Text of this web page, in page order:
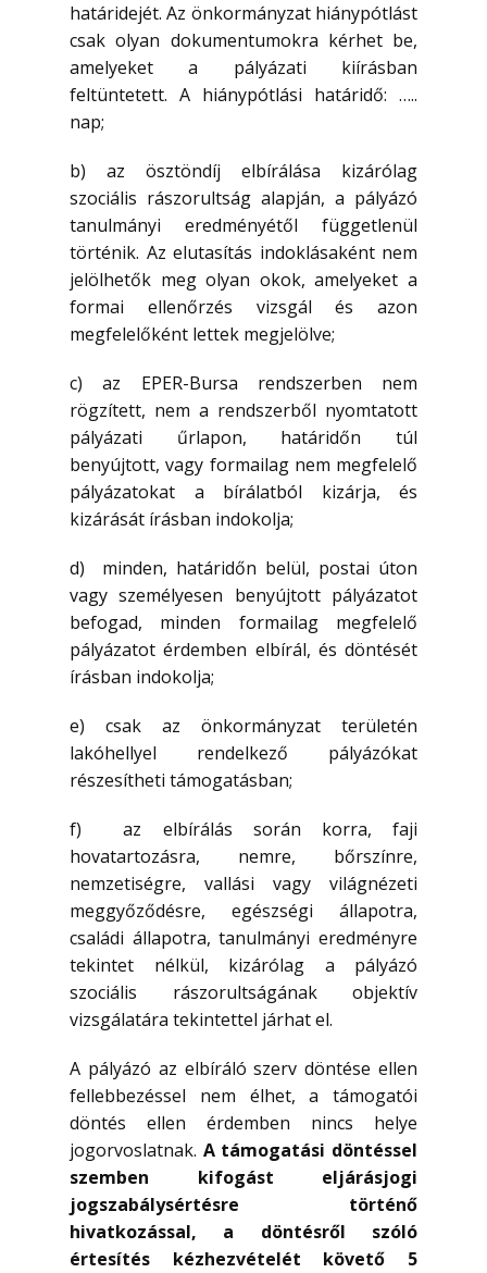
határidejét. Az önkormányzat hiánypótlást
csak olyan dokumentumokra kérhet be,
amelyeket a pályázati kiírásban
feltüntetett. A hiánypótlási határidő: …..
nap;
b) az ösztöndíj elbírálása kizárólag
szociális rászorultság alapján, a pályázó
tanulmányi eredményétől függetlenül
történik. Az elutasítás indoklásaként nem
jelölhetők meg olyan okok, amelyeket a
formai ellenőrzés vizsgál és azon
megfelelőként lettek megjelölve;
c) az EPER-Bursa rendszerben nem
rögzített, nem a rendszerből nyomtatott
pályázati űrlapon, határidőn túl
benyújtott, vagy formailag nem megfelelő
pályázatokat a bírálatból kizárja, és
kizárását írásban indokolja;
d) minden, határidőn belül, postai úton
vagy személyesen benyújtott pályázatot
befogad, minden formailag megfelelő
pályázatot érdemben elbírál, és döntését
írásban indokolja;
e) csak az önkormányzat területén
lakóhellyel rendelkező pályázókat
részesítheti támogatásban;
f) az elbírálás során korra, faji
hovatartozásra, nemre, bőrszínre,
nemzetiségre, vallási vagy világnézeti
meggyőződésre, egészségi állapotra,
családi állapotra, tanulmányi eredményre
tekintet nélkül, kizárólag a pályázó
szociális rászorultságának objektív
vizsgálatára tekintettel járhat el.
A pályázó az elbíráló szerv döntése ellen
fellebbezéssel nem élhet, a támogatói
döntés ellen érdemben nincs helye
jogorvoslatnak. A támogatási döntéssel
szemben kifogást eljárásjogi
jogszabálysértésre történő
hivatkozással, a döntésről szóló
értesítés kézhezvételét követő 5